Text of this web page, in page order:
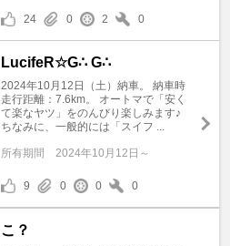
24 0 2 0
LucifeR☆G∴ G∴
2024年10月12日（土）納車。 納車時
走行距離：7.6km。 オートマで「安く
て楽なヤツ」をのんびり楽しみます♪
ちなみに、一般的には「スイフ ...
所有期間 2024年10月12日～
9 0 0 0
こ？